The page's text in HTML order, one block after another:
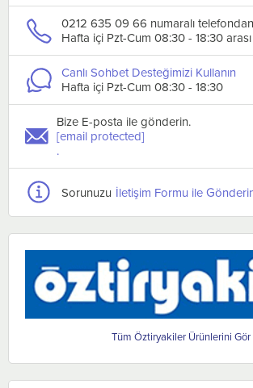
0212 635 09 66 numaralı
Hafta içi Pzt-Cum 08:30 - 18:30 arası
Canlı Sohbet Desteğimizi Kullanın
Hafta içi Pzt-Cum 08:30 - 18:30
Bize E-posta ile gönderin.
[email protected]
.
Sorunuzu İletişim Formu ile
Öztiryakiler